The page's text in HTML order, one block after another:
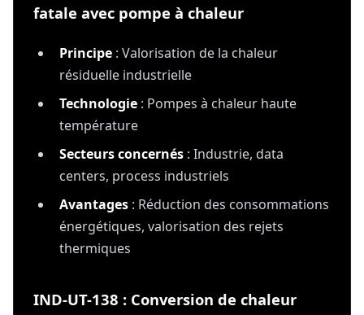
fatale avec pompe à chaleur
Principe : Valorisation de la chaleur
résiduelle industrielle
Technologie : Pompes à chaleur haute
température
Secteurs concernés : Industrie, data
centers, process industriels
Avantages : Réduction des consommations
énergétiques, valorisation des rejets
thermiques
IND-UT-138 : Conversion de chaleur